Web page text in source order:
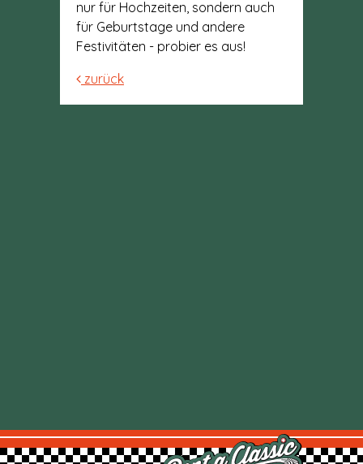
nur für Hochzeiten, sondern auch
für Geburtstage und andere
Festivitäten - probier es aus!
zurück